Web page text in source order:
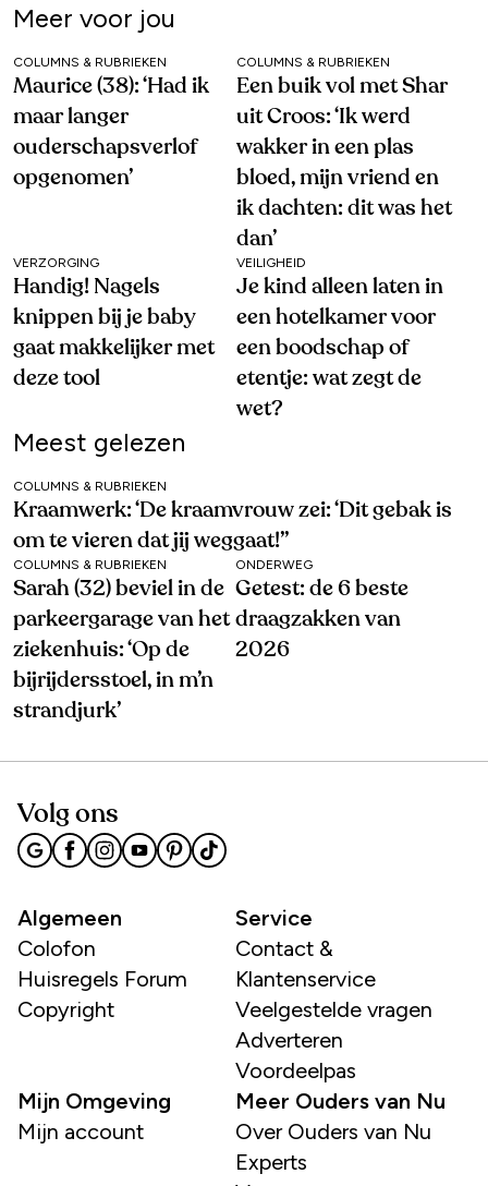
Meer voor jou
COLUMNS & RUBRIEKEN
Maurice (38): ‘Had ik
maar langer
ouderschapsverlof
opgenomen’
COLUMNS & RUBRIEKEN
Een buik vol met Shar
uit Croos: ‘Ik werd
wakker in een plas
bloed, mijn vriend en
ik dachten: dit was het
dan’
VERZORGING
Handig! Nagels
knippen bij je baby
gaat makkelijker met
deze tool
VEILIGHEID
Je kind alleen laten in
een hotelkamer voor
een boodschap of
etentje: wat zegt de
wet?
Meest gelezen
COLUMNS & RUBRIEKEN
Kraamwerk: ‘De kraamvrouw zei: ‘Dit gebak is
om te vieren dat jij weggaat!’’
COLUMNS & RUBRIEKEN
Sarah (32) beviel in de
parkeergarage van het
ziekenhuis: ‘Op de
bijrijdersstoel, in m’n
strandjurk’
ONDERWEG
Getest: de 6 beste
draagzakken van
2026
Volg ons
Algemeen
Colofon
Huisregels Forum
Copyright
Service
Contact &
Klantenservice
Veelgestelde vragen
Adverteren
Voordeelpas
Mijn Omgeving
Mijn account
Meer Ouders van Nu
Over Ouders van Nu
Experts